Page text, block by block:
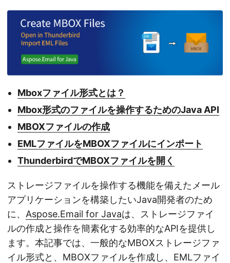
Mboxファイル形式とは？
Mbox形式のファイルを操作するためのJava API
MBOXファイルの作成
EMLファイルをMBOXファイルにインポート
ThunderbirdでMBOXファイルを開く
ストレージファイルを操作する機能を備えたメール
アプリケーションを構築したいJava開発者のため
に、 Aspose.Email for Javaは、ストレージファイ
ルの作成と操作を簡素化する効率的なAPIを提供し
ます。本記事では、一般的なMBOXストレージファ
イル形式と、MBOXファイルを作成し、EMLファイ